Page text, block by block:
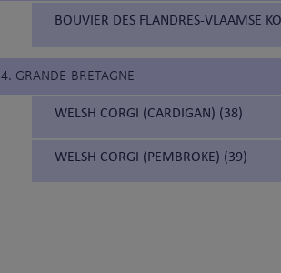
BOUVIER DES FLANDRES-VLAAMSE
4. GRANDE-BRETAGNE
WELSH CORGI (CARDIGAN) (38)
WELSH CORGI (PEMBROKE) (39)